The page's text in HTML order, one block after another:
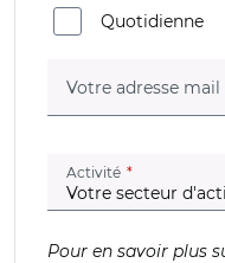
Quotidienne
Votre adresse mail
Activité (champ
Pour en savoir plus